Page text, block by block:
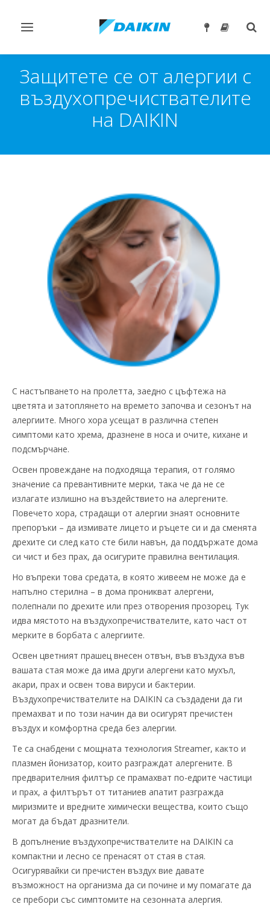
Превключване
навигация
Защитете се от алергии с
въздухопречиствателите
на DAIKIN
С настъпването на пролетта, заедно с цъфтежа на
цветята и затоплянето на времето започва и сезонът на
алергиите. Много хора усещат в различна степен
симптоми като хрема, дразнене в носа и очите, кихане и
подсмърчане.
Освен провеждане на подходяща терапия, от голямо
значение са превантивните мерки, така че да не се
излагате излишно на въздействието на алергените.
Повечето хора, страдащи от алергии знаят основните
препоръки – да измивате лицето и ръцете си и да сменята
дрехите си след като сте били навън, да поддържате дома
си чист и без прах, да осигурите правилна вентилация.
Но въпреки това средата, в която живеем не може да е
напълно стерилна – в дома проникват алергени,
полепнали по дрехите или през отворения прозорец. Тук
идва мястото на въздухопречиствателите, като част от
мерките в борбата с алергиите.
Освен цветният прашец внесен отвън, във въздуха във
вашата стая може да има други алергени като мухъл,
акари, прах и освен това вируси и бактерии.
Въздухопречиствателите на DAIKIN са създадени да ги
премахват и по този начин да ви осигурят пречистен
въздух и комфортна среда без алергии.
Те са снабдени с мощната технология Streamer, както и
плазмен йонизатор, които разграждат алергените. В
предварителния филтър се прамахват по-едрите частици
и прах, а филтърът от титаниев апатит разгражда
миризмите и вредните химически вещества, които също
могат да бъдат дразнители.
В допълнение въздухопречиствателите на DAIKIN са
компактни и лесно се пренасят от стая в стая.
Осигурявайки си пречистен въздух вие давате
възможност на организма да си почине и му помагате да
се пребори със симптомите на сезонната алергия.